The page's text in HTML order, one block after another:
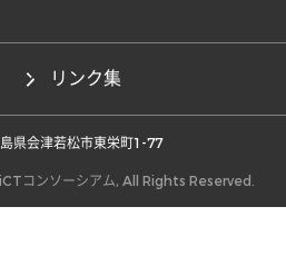
リンク集
県会津若松市東栄町1-77
コンソーシアム, All Rights Reserved.